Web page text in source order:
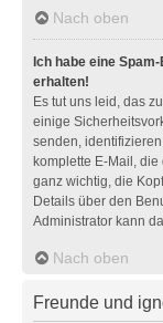
Nach oben
Ich habe eine
erhalten!
Es tut uns leid, das
einige
senden,
komplette E-Mail,
ganz wichtig, die
Details über den
Administrator kann
Nach oben
Freunde und